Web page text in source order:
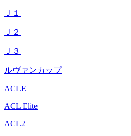
Ｊ１
Ｊ２
Ｊ３
ルヴァンカップ
ACLE
ACL Elite
ACL2